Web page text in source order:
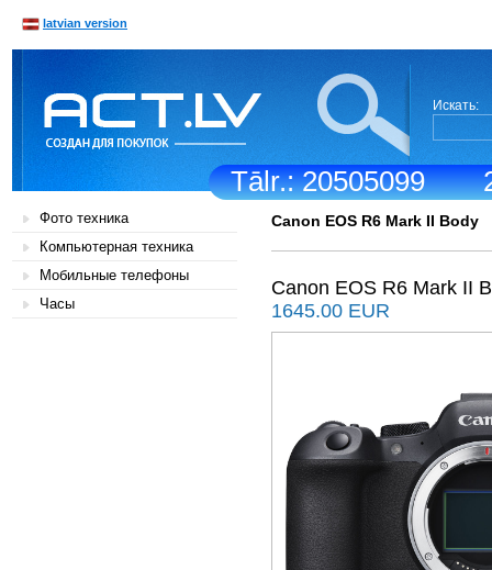
Tālr.: 20505099
latvian version
Искать:
Фото техника
Компьютерная техника
Мобильные телефоны
Часы
Canon EOS R6 Mark II Body
Canon EOS R6 Mark II
1645.00 EUR